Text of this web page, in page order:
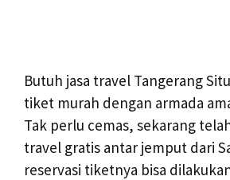
Butuh jasa travel Tangerang
tiket murah dengan armada
Tak perlu cemas, sekarang
travel gratis antar jemput dari
reservasi tiketnya bisa